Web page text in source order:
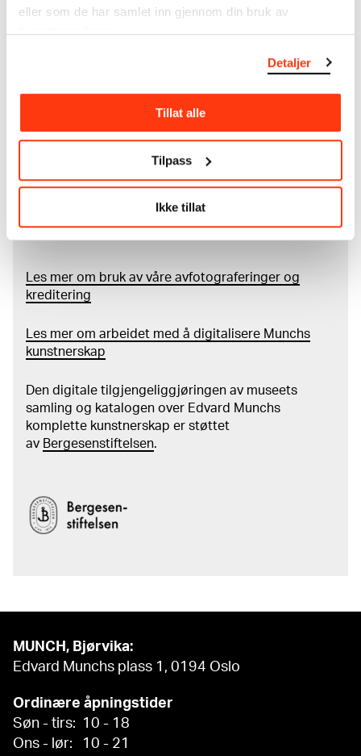
eller som de har samlet inn gjennom din bruk av
tjenestene deres.
Detaljer
Tillat alle
Tilpass
Ikke tillat
samsvar med den nyeste forskningen. Vi tar
forbehold om at feil kan forekomme.
MUNCHs samling består av over 42 000 unike
museumsobjekter, inkludert nærmere 27 000 unike
kunstverk. I tillegg til den ekstraordinære samlingen
kommune i 1940, rommer museet også samlingene
til Rolf Stenersen, Amaldus Nielsen og Ludvig O.
Ravensberg.
Les mer om bruk av våre avfotograferinger og
kreditering
Les mer om arbeidet med å digitalisere Munchs
kunstnerskap
Den digitale tilgjengeliggjøringen av museets
samling og katalogen over Edvard Munchs
komplette kunstnerskap er støttet
av Bergesenstiftelsen.
MUNCH, Bjørvika:
Edvard Munchs plass 1, 0194 Oslo
Ordinære åpningstider
Søn - tirs: 10 - 18
Ons - lør: 10 - 21